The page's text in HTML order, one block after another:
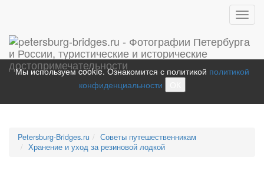
Мы используем cookie. Ознакомится с политикой политикой
конфиденциальности
Petersburg-Bridges.ru
Советы путешественникам
Хранение и уход за резиновой лодкой